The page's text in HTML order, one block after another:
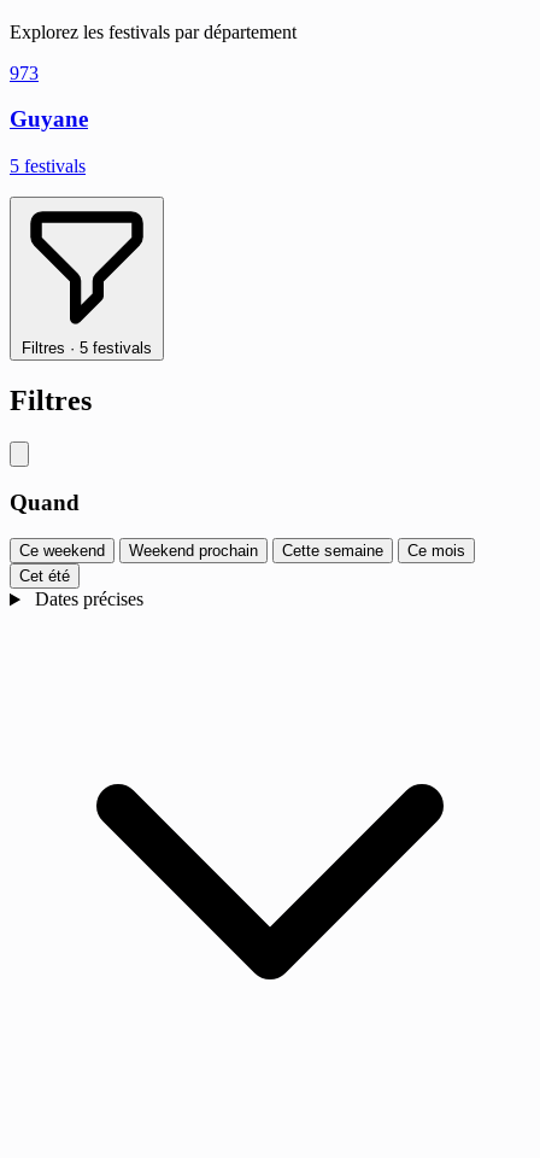
Explorez les festivals par département
973
Guyane
5 festivals
Filtres · 5 festivals
Filtres
Quand
Ce weekend Weekend prochain Cette semaine
Ce mois
Cet été
Dates précises